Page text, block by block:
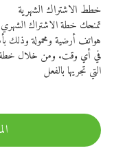
خطط الاشتراك الشهرية
تمنحك خطة الاشتراك الشهري
هواتف أرضية ومحمولة وذلك
في أي وقت. ومن خلال خطة
التي تجريها بالفعل